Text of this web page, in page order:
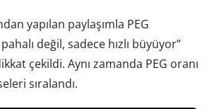
yapılan paylaşımla PEG
değil, sadece hızlı büyüyor”
çekildi. Aynı zamanda PEG oranı
sıralandı.